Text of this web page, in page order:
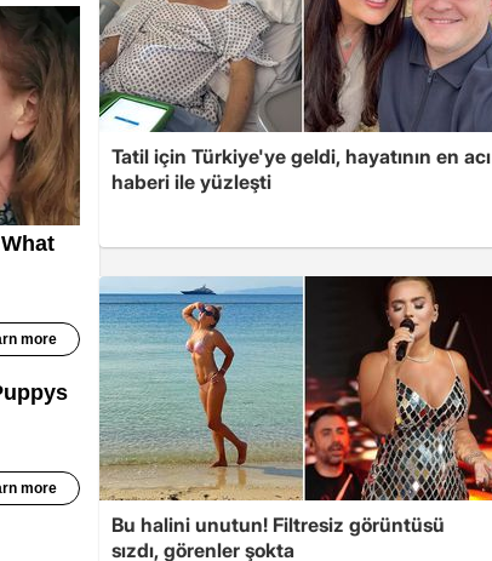
Tatil için Türkiye'ye geldi, hayatının en acı
haberi ile yüzleşti
Bu halini unutun! Filtresiz görüntüsü
sızdı, görenler şokta